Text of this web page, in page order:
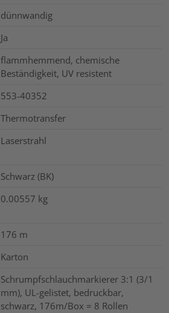
dünnwandig
Ja
flammhemmend, chemische
Beständigkeit, UV resistent
553-40352
Thermotransfer
Laserstrahl
Schwarz (BK)
0.00557 kg
176 m
Karton
Schrumpfschlauchmarkierer 3:1 (3/1
mm), UL-gelistet, bedruckbar,
schwarz, 176m/Box = 8 Rollen